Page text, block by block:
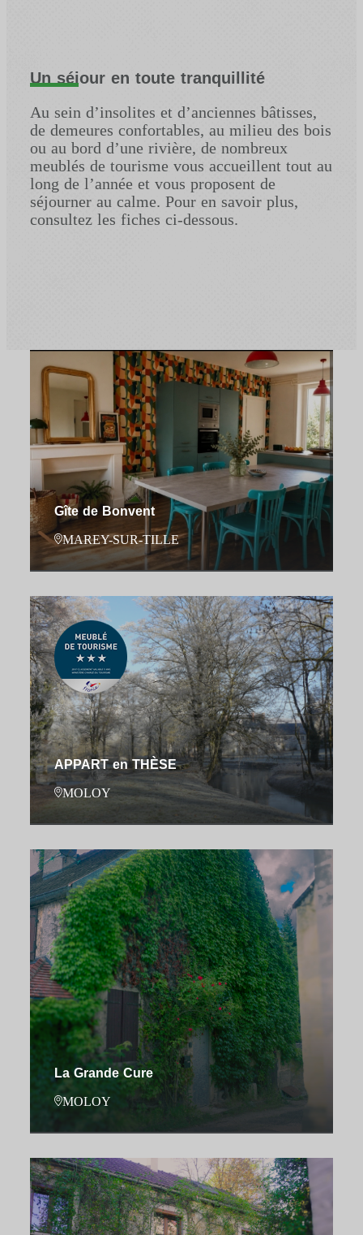
Un séjour en toute tranquillité
Au sein d’insolites et d’anciennes bâtisses,
de demeures confortables, au milieu des bois
ou au bord d’une rivière, de nombreux
meublés de tourisme vous accueillent tout au
long de l’année et vous proposent de
séjourner au calme. Pour en savoir plus,
consultez les fiches ci-dessous.
Gîte de Bonvent
MAREY-SUR-TILLE
APPART en THÈSE
MOLOY
La Grande Cure
MOLOY